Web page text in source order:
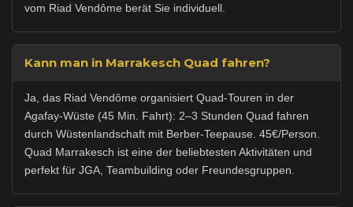
vom Riad Vendôme berät Sie individuell.
Kann man in Marrakesch Quad fahren?
Ja, das Riad Vendôme organisiert Quad-Touren in der
Agafay-Wüste (45 Min. Fahrt): 2–3 Stunden Quad fahren
durch Wüstenlandschaft mit Berber-Teepause. 45€/Person.
Quad Marrakesch ist eine der beliebtesten Aktivitäten und
perfekt für JGA, Teambuilding oder Freundesgruppen.